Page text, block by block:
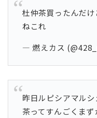
杜仲茶買ったんだ
ねこれ
— 燃えカス
昨日ルピシアマル
茶ってすんごくま